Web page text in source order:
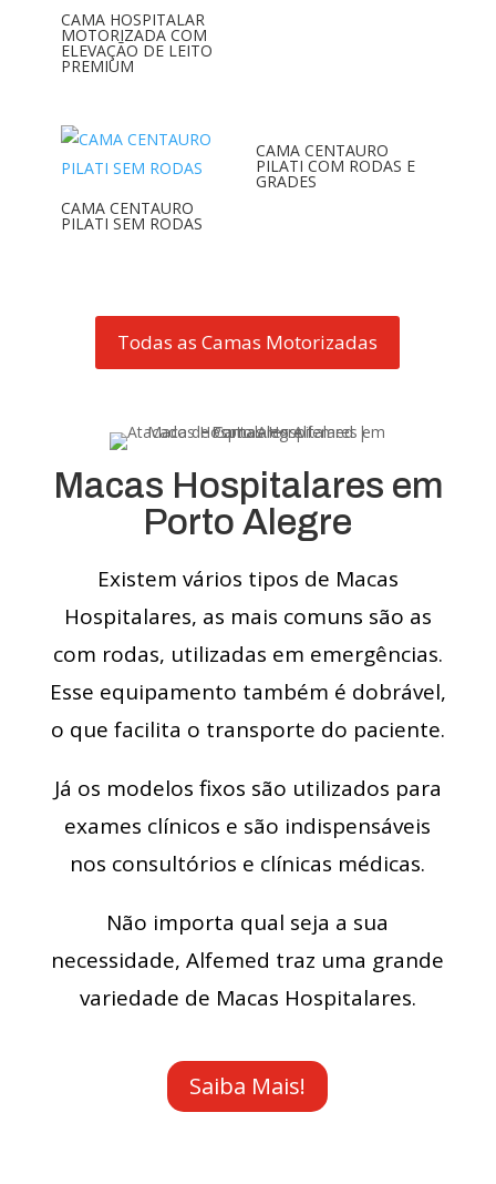
CAMA HOSPITALAR
MOTORIZADA COM
ELEVAÇÃO DE LEITO
PREMIUM
CAMA CENTAURO
PILATI SEM RODAS
CAMA CENTAURO
PILATI COM RODAS E
GRADES
Todas as Camas Motorizadas
Macas Hospitalares em
Porto Alegre
Existem vários tipos de Macas
Hospitalares, as mais comuns são as
com rodas, utilizadas em emergências.
Esse equipamento também é dobrável,
o que facilita o transporte do paciente.
Já os modelos fixos são utilizados para
exames clínicos e são indispensáveis
nos consultórios e clínicas médicas.
Não importa qual seja a sua
necessidade, Alfemed traz uma grande
variedade de Macas Hospitalares.
Saiba Mais!